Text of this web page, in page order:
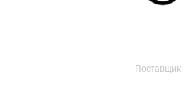
Поставщик